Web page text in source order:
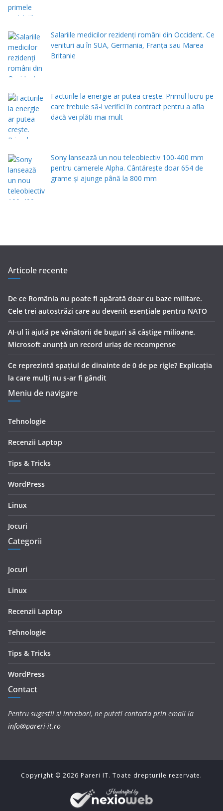
Salariile medicilor rezidenți români din Occident. Ce
venituri au în SUA, Germania, Franța sau Marea
Britanie
Facturile la energie ar putea crește. Primul lucru pe
care trebuie să-l verifici în contract pentru a afla
dacă vei plăti mai mult
Sony lansează un nou teleobiectiv 100-400 mm
pentru camerele Alpha. Cântărește doar 654 de
grame și ajunge până la 800 mm
Articole recente
De ce România nu poate fi apărată doar cu baze militare.
Cele trei autostrăzi care au devenit esențiale pentru NATO
AI-ul îi ajută pe vânătorii de buguri să câștige milioane.
Microsoft anunță un record uriaș de recompense
Ce reprezintă spaţiul de dinainte de 0 de pe rigle? Explicaţia
la care mulţi nu s-ar fi gândit
Meniu de navigare
Tehnologie
Recenzii Laptop
Tips & Tricks
WordPress
Linux
Jocuri
Categorii
Jocuri
Linux
Recenzii Laptop
Tehnologie
Tips & Tricks
WordPress
Contact
Pentru sugestii si intrebari, ne puteti contacta prin email la
info@pareri-it.ro
Copyright © 2026 Pareri IT. Toate drepturile rezervate.